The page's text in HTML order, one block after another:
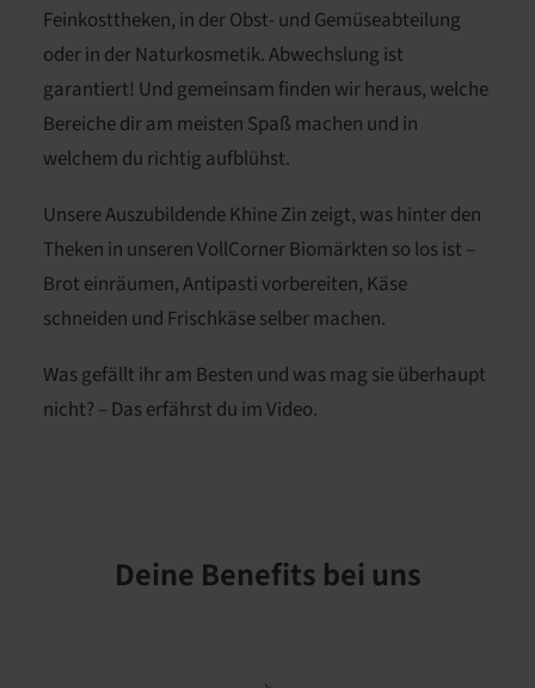
Feinkosttheken, in der Obst- und Gemüseabteilung
oder in der Naturkosmetik. Abwechslung ist
garantiert! Und gemeinsam finden wir heraus, welche
Bereiche dir am meisten Spaß machen und in
welchem du richtig aufblühst.
Unsere Auszubildende Khine Zin zeigt, was hinter den
Theken in unseren VollCorner Biomärkten so los ist –
Brot einräumen, Antipasti vorbereiten, Käse
schneiden und Frischkäse selber machen.
Was gefällt ihr am Besten und was mag sie überhaupt
nicht? – Das erfährst du im Video.
Deine Benefits bei uns